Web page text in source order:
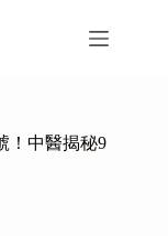
！中醫揭秘9